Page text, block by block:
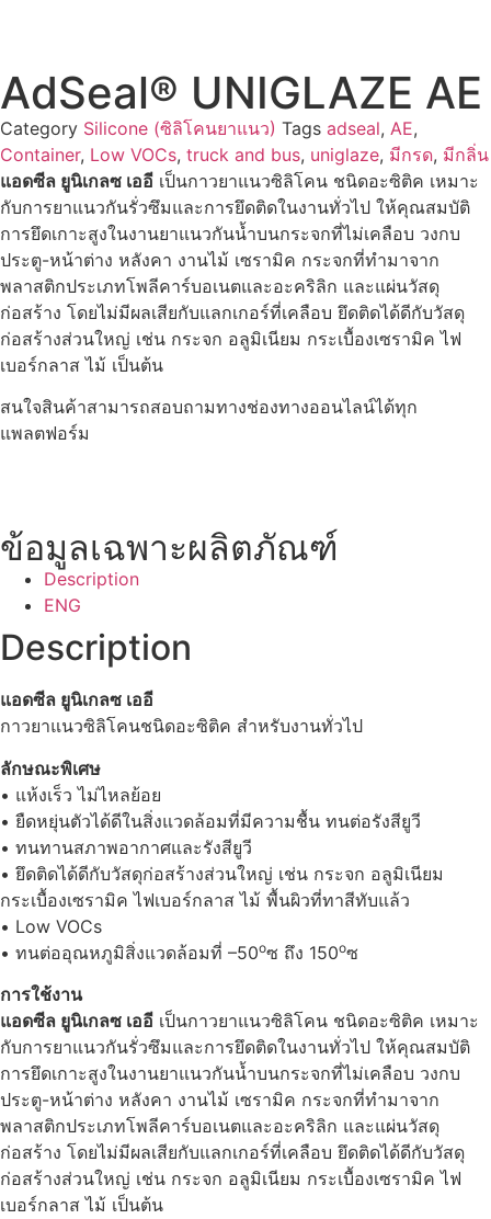
AdSeal® UNIGLAZE AE
Category Silicone (ซิลิโคนยาแนว) Tags adseal, AE,
Container, Low VOCs, truck and bus, uniglaze, มีกรด, มีกลิ่น
แอดซีล ยูนิเกลซ เออี เป็นกาวยาแนวซิลิโคน ชนิดอะซิติค เหมาะ
กับการยาแนวกันรั่วซึมและการยึดติดในงานทั่วไป ให้คุณสมบัติ
การยึดเกาะสูงในงานยาแนวกันน้ำบนกระจกที่ไม่เคลือบ วงกบ
ประตู-หน้าต่าง หลังคา งานไม้ เซรามิค กระจกที่ทำมาจาก
พลาสติกประเภทโพลีคาร์บอเนตและอะคริลิก และแผ่นวัสดุ
ก่อสร้าง โดยไม่มีผลเสียกับแลกเกอร์ที่เคลือบ ยึดติดได้ดีกับวัสดุ
ก่อสร้างส่วนใหญ่ เช่น กระจก อลูมิเนียม กระเบื้องเซรามิค ไฟ
เบอร์กลาส ไม้ เป็นต้น
สนใจสินค้าสามารถสอบถามทางช่องทางออนไลน์ได้ทุก
แพลตฟอร์ม
ข้อมูลเฉพาะผลิตภัณฑ์
Description
ENG
Description
แอดซีล ยูนิเกลซ เออี
กาวยาแนวซิลิโคนชนิดอะซิติค สำหรับงานทั่วไป
ลักษณะพิเศษ
• แห้งเร็ว ไม่ไหลย้อย
• ยืดหยุ่นตัวได้ดีในสิ่งแวดล้อมที่มีความชื้น ทนต่อรังสียูวี
• ทนทานสภาพอากาศและรังสียูวี
• ยึดติดได้ดีกับวัสดุก่อสร้างส่วนใหญ่ เช่น กระจก อลูมิเนียม
กระเบื้องเซรามิค ไฟเบอร์กลาส ไม้ พื้นผิวที่ทาสีทับแล้ว
• Low VOCs
• ทนต่ออุณหภูมิสิ่งแวดล้อมที่ –50oซ ถึง 150oซ
การใช้งาน
แอดซีล ยูนิเกลซ เออี เป็นกาวยาแนวซิลิโคน ชนิดอะซิติค เหมาะ
กับการยาแนวกันรั่วซึมและการยึดติดในงานทั่วไป ให้คุณสมบัติ
การยึดเกาะสูงในงานยาแนวกันน้ำบนกระจกที่ไม่เคลือบ วงกบ
ประตู-หน้าต่าง หลังคา งานไม้ เซรามิค กระจกที่ทำมาจาก
พลาสติกประเภทโพลีคาร์บอเนตและอะคริลิก และแผ่นวัสดุ
ก่อสร้าง โดยไม่มีผลเสียกับแลกเกอร์ที่เคลือบ ยึดติดได้ดีกับวัสดุ
ก่อสร้างส่วนใหญ่ เช่น กระจก อลูมิเนียม กระเบื้องเซรามิค ไฟ
เบอร์กลาส ไม้ เป็นต้น